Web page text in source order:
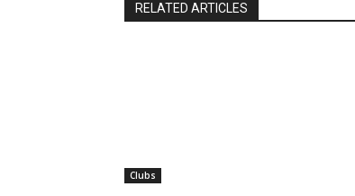
RELATED ARTICLES
Clubs